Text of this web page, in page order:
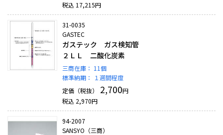
税込 17,215円
31-0035
GASTEC
ガステック ガス検知管
２ＬＬ 二酸化炭素
三商在庫： 11個
標準納期：
１週間程度
定価（税抜）
2,700円
税込 2,970円
94-2007
SANSYO（三商）